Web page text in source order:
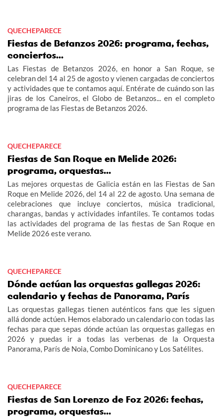
QUECHEPARECE
Fiestas de Betanzos 2026: programa, fechas,
conciertos...
Las Fiestas de Betanzos 2026, en honor a San Roque, se
celebran del 14 al 25 de agosto y vienen cargadas de conciertos
y actividades que te contamos aquí. Entérate de cuándo son las
jiras de los Caneiros, el Globo de Betanzos... en el completo
programa de las Fiestas de Betanzos 2026.
QUECHEPARECE
Fiestas de San Roque en Melide 2026:
programa, orquestas...
Las mejores orquestas de Galicia están en las Fiestas de San
Roque en Melide 2026, del 14 al 22 de agosto. Una semana de
celebraciones que incluye conciertos, música tradicional,
charangas, bandas y actividades infantiles. Te contamos todas
las actividades del programa de las fiestas de San Roque en
Melide 2026 este verano.
QUECHEPARECE
Dónde actúan las orquestas gallegas 2026:
calendario y fechas de Panorama, París
Las orquestas gallegas tienen auténticos fans que les siguen
allá donde actúen. Hemos elaborado un calendario con todas las
fechas para que sepas dónde actúan las orquestas gallegas en
2026 y puedas ir a todas las verbenas de la Orquesta
Panorama, París de Noia, Combo Dominicano y Los Satélites.
QUECHEPARECE
Fiestas de San Lorenzo de Foz 2026: fechas,
programa, orquestas...